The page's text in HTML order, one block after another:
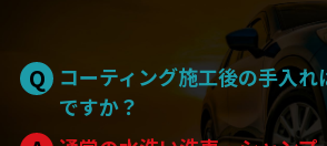
Q コーティング施工後の手入
ですか？